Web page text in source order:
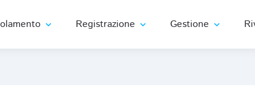
expand_more Registrazione expand_more Gestione expand_more